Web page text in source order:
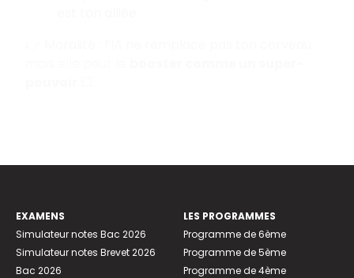
EXAMENS
Simulateur notes Bac 2026
Simulateur notes Brevet 2026
Bac 2026
LES PROGRAMMES
Programme de 6ème
Programme de 5ème
Programme de 4ème